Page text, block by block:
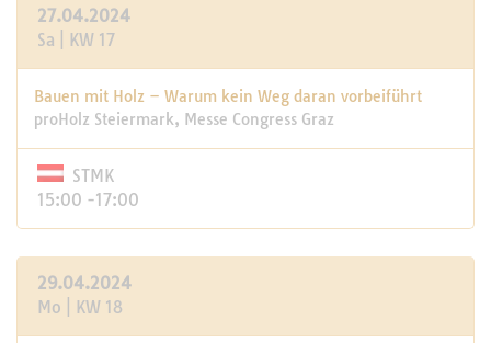
27.04.2024
Sa | KW 17
Bauen mit Holz – Warum kein Weg daran vorbeiführt
proHolz Steiermark, Messe Congress Graz
STMK
15:00 -17:00
29.04.2024
Mo | KW 18